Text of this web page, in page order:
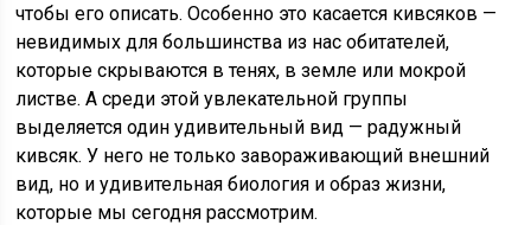
чтобы его описать. Особенно это касается кивсяков —
невидимых для большинства из нас обитателей,
которые скрываются в тенях, в земле или мокрой
листве. А среди этой увлекательной группы
выделяется один удивительный вид — радужный
кивсяк. У него не только завораживающий внешний
вид, но и удивительная биология и образ жизни,
которые мы сегодня рассмотрим.